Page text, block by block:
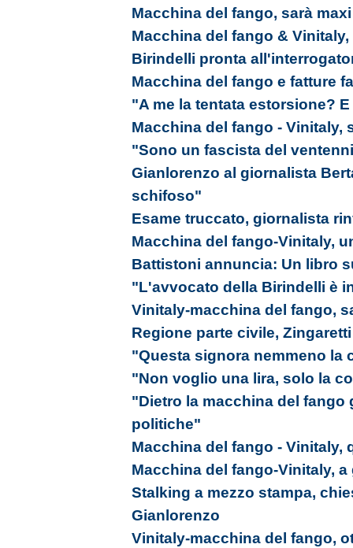
Macchina del fango, sarà
Macchina del fango &
Birindelli pronta
Macchina del fango e fatture
"A me la tentata estorsione?
Macchina del fango - Vinitaly,
"Sono un fascista del
Gianlorenzo al giornalista
schifoso"
Esame truccato, giornalista
Macchina del fango-Vinitaly,
Battistoni annuncia: Un libro
"L'avvocato della Birindelli è
Vinitaly-macchina del fango,
Regione parte civile,
"Questa signora nemmeno la
"Non voglio una lira, solo la
"Dietro la macchina del
politiche"
Macchina del fango - Vinitaly,
Macchina del fango-Vinitaly,
Stalking a mezzo stampa,
Gianlorenzo
Vinitaly-macchina del fango,